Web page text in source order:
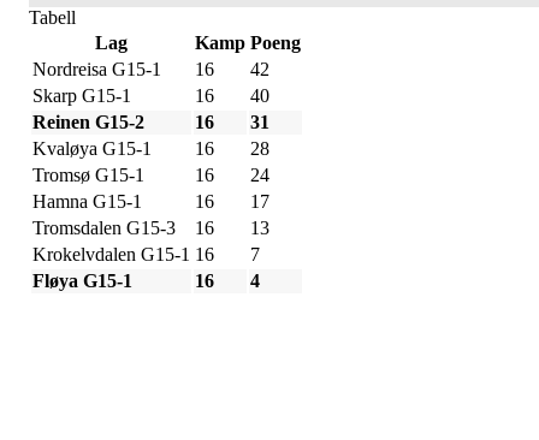
Tabell
Lag
Kamp Poeng
Nordreisa G15-1
16
42
Skarp G15-1
16
40
Reinen G15-2
16
31
Kvaløya G15-1
16
28
Tromsø G15-1
16
24
Hamna G15-1
16
17
Tromsdalen G15-3
16
13
Krokelvdalen G15-1 16
7
Fløya G15-1
16 4